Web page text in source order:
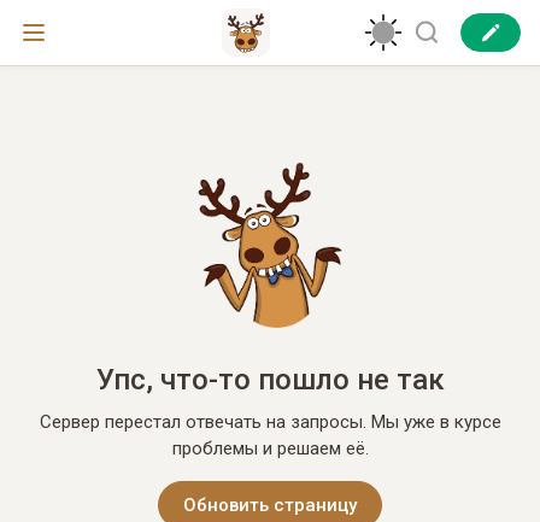
Упс, что-то пошло не так
Сервер перестал отвечать на запросы. Мы уже в курсе
проблемы и решаем её.
Обновить страницу